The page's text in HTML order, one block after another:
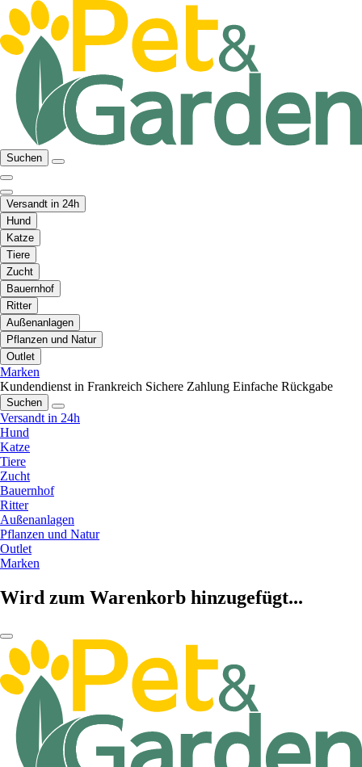
Suchen
Versandt in 24h
Hund
Katze
Tiere
Zucht
Bauernhof
Ritter
Außenanlagen
Pflanzen und Natur
Outlet
Marken
Kundendienst in Frankreich Sichere Zahlung Einfache Rückgabe
Suchen
Versandt in 24h
Hund
Katze
Tiere
Zucht
Bauernhof
Ritter
Außenanlagen
Pflanzen und Natur
Outlet
Marken
Wird zum Warenkorb hinzugefügt...